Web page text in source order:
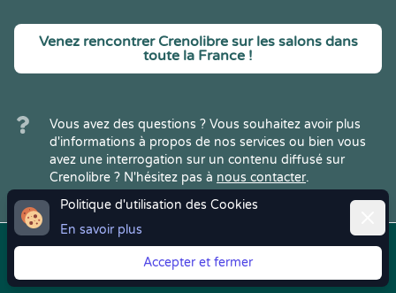
Politique d'utilisation des Cookies
En savoir plus
Accepter et fermer
Venez rencontrer Crenolibre sur les salons dans
toute la France !
Vous avez des questions ? Vous souhaitez avoir plus
d'informations à propos de nos services ou bien vous
avez une interrogation sur un contenu diffusé sur
Crenolibre ? N'hésitez pas à nous contacter.
Copyright © 2022Crenolibre, tous
Mentions
Légales
| CGV | RGPD